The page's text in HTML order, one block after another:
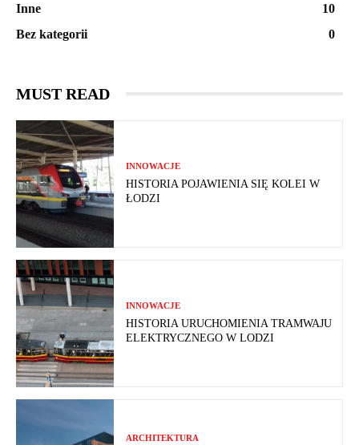
Inne
10
Bez kategorii
0
MUST READ
INNOWACJE
HISTORIA POJAWIENIA SIĘ KOLEI W
ŁODZI
INNOWACJE
HISTORIA URUCHOMIENIA TRAMWAJU
ELEKTRYCZNEGO W LODZI
ARCHITEKTURA